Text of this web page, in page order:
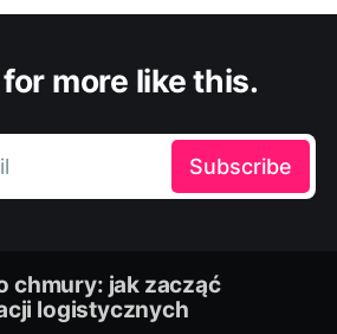
more like this.
Subscribe
chmury: jak zacząć
logistycznych